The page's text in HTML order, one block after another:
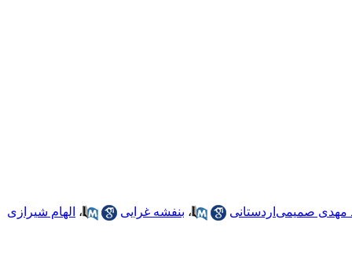
مهدی صمیمی‌اردستانی ، بنفشه غرایی ، الهام شیرازی